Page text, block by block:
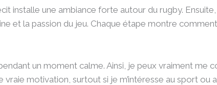
installe une ambiance forte autour du rugby.
et la passion du jeu. Chaque étape montre
un moment calme. Ainsi, je peux vraiment me
vraie motivation, surtout si je m’intéresse au sport ou